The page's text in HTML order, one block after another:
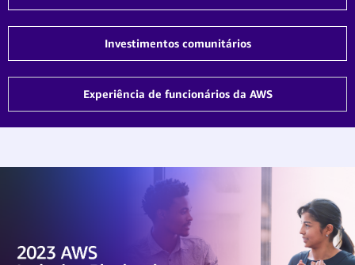
Investimentos comunitários
Experiência de funcionários da AWS